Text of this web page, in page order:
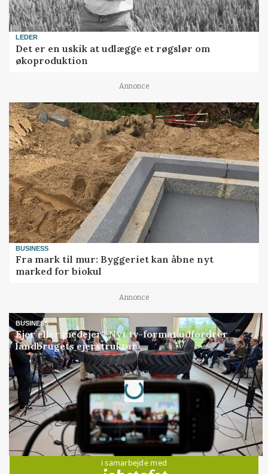
LEDER
Det er en uskik at udlægge et røgslør om
økoproduktion
Annonce
BUSINESS
Fra mark til mur: Byggeriet kan åbne nyt
marked for biokul
Annonce
BUSINESS
Ejer eller medejer? Nyt tv-format udfordrer
landbrugets ejerstruktur
Annonce
Loading...
Jobs
i samarbejde med